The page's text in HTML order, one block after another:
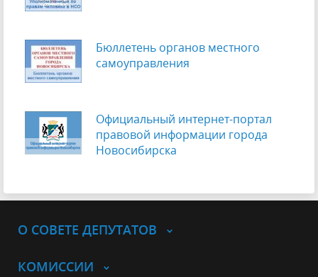
Бюллетень органов местного
самоуправления
Официальный интернет-портал
правовой информации города
Новосибирска
О СОВЕТЕ ДЕПУТАТОВ
КОМИССИИ